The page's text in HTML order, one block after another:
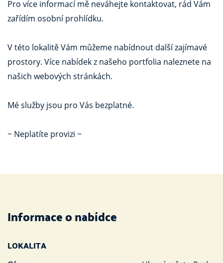
Pro více informací mě neváhejte kontaktovat, rád Vám
zařídím osobní prohlídku.
V této lokalitě Vám můžeme nabídnout další zajímavé
prostory. Více nabídek z našeho portfolia naleznete na
našich webových stránkách.
Mé služby jsou pro Vás bezplatné.
~ Neplatíte provizi ~
Informace o nabídce
LOKALITA